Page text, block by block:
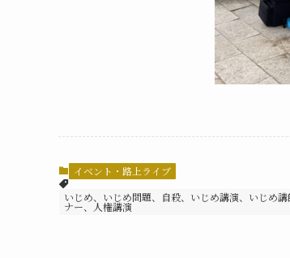
イベント・路上ライブ
いじめ、いじめ問題、自殺、いじめ講演、いじめ
ナー、人権講演